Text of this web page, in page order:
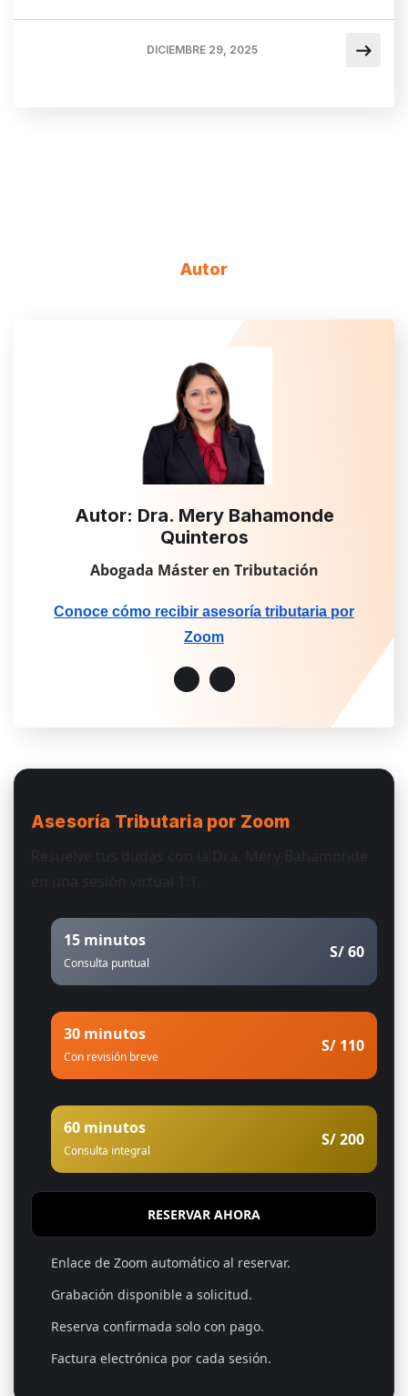
DICIEMBRE 29, 2025
Autor
Autor: Dra. Mery Bahamonde
Quinteros
Abogada Máster en Tributación
Conoce cómo recibir asesoría tributaria por
Zoom
Asesoría Tributaria por Zoom
15 minutos
Consulta puntual
S/ 60
30 minutos
Con revisión breve
S/ 110
60 minutos
Consulta integral
S/ 200
RESERVAR AHORA
Enlace de Zoom automático al reservar.
Grabación disponible a solicitud.
Reserva confirmada solo con pago.
Factura electrónica por cada sesión.